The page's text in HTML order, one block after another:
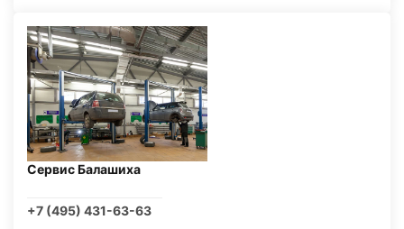
Сервис Балашиха
+7 (495) 431-63-63